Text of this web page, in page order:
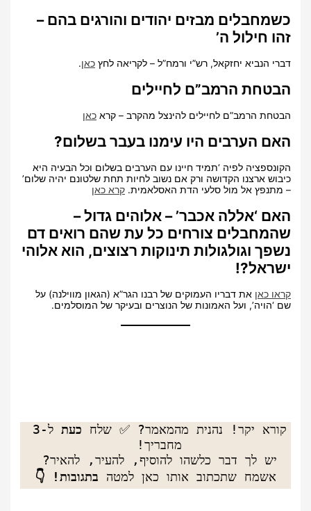
כשמחבלים מבזים יהודים והורגים בהם –
זהו חילול ה’
דברי הנביא יחזקאל, רש”י ורמח”ל – לקריאה לחץכאן.
הבטחת הרמב”ם לחיילים
הבטחת הרמב”ם לחיילים להינצל מהקרב – קראכאן
האם הערבים היו עימנו בעבר בשלום?
הקונספציה לפיה ‘תמיד חיינו עם הערבים בשלום וכל הבעיה היא
כיבוש ארצנו הקדושה ורק אם נשוב לחיות תחת שלטונם יהיה שלום’
– מתנפץ אל מול סלעי הדת האסלאמית.קרא כאן
האם ‘אללה אכבר’ – אלוהים גדול –
שהמחבלים צורחים כל עת שהם רואים דם
נשפך וגולגולות תינוקות רצוצים, הוא אלוהי
ישראל?!
קראו כאן את דבריו העמוקים של רבנו הגר”א (הגאון מווילנה) על
שם ‘הויה’, ועל האמונות של הנוצרים ובעיקר של המוסלמים.
קורא יקר! נהנית מהמאמר? ✅ שלח כעת
אשמח שתכתוב אותו כאן למטה בתגובות! 👇